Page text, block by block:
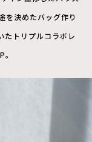
を決めたバッグ作り
たトリプルコラボレ